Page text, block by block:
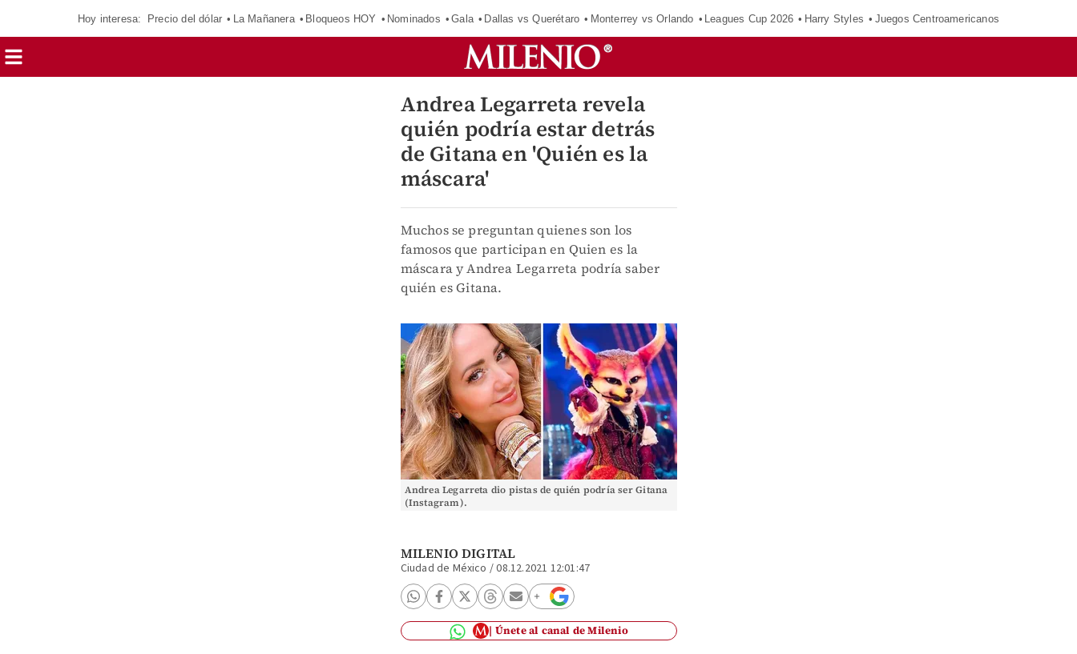
Hoy interesa: Precio del dólar La Mañanera Bloqueos HOY Nominados Gala Dallas vs Querétaro Monterrey vs Orlando Leagues Cup 2026 Harry Styles Juegos Centroamericanos
Andrea Legarreta revela
quién podría estar detrás
de Gitana en 'Quién es la
máscara'
Muchos se preguntan quienes son los
famosos que participan en Quien es la
máscara y Andrea Legarreta podría saber
quién es Gitana.
Andrea Legarreta dio pistas de quién podría ser Gitana
(Instagram).
MILENIO DIGITAL
Ciudad de México /08.12.2021 12:01:47
Únete al canal de Milenio